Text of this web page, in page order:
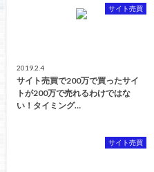
サイト売買
2019.2.4
サイト売買で200万で買ったサイ
トが200万で売れるわけではな
い！タイミング…
サイト売買